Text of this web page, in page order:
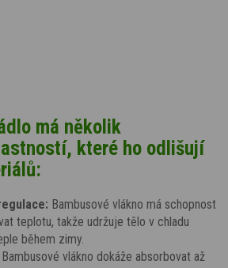
má několik
které ho odlišují
Bambusové vlákno má schopnost
teplotu, takže udržuje tělo v chladu
během zimy.
Bambusové vlákno dokáže absorbovat až